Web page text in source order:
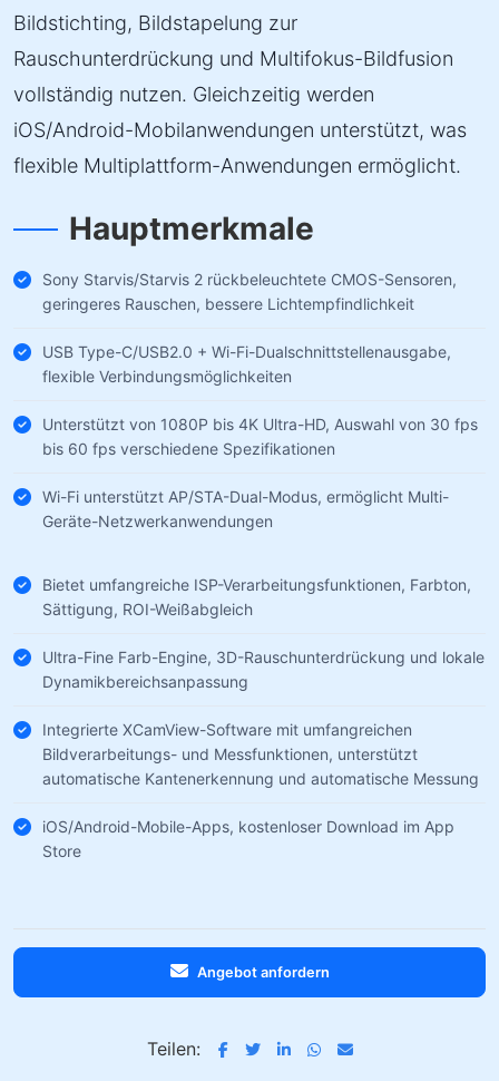
Bildstichting, Bildstapelung zur
Rauschunterdrückung und Multifokus-Bildfusion
vollständig nutzen. Gleichzeitig werden
iOS/Android-Mobilanwendungen unterstützt, was
flexible Multiplattform-Anwendungen ermöglicht.
Hauptmerkmale
Sony Starvis/Starvis 2 rückbeleuchtete CMOS-Sensoren,
geringeres Rauschen, bessere Lichtempfindlichkeit
USB Type-C/USB2.0 + Wi-Fi-Dualschnittstellenausgabe,
flexible Verbindungsmöglichkeiten
Unterstützt von 1080P bis 4K Ultra-HD, Auswahl von 30 fps
bis 60 fps verschiedene Spezifikationen
Wi-Fi unterstützt AP/STA-Dual-Modus, ermöglicht Multi-
Geräte-Netzwerkanwendungen
Bietet umfangreiche ISP-Verarbeitungsfunktionen, Farbton,
Sättigung, ROI-Weißabgleich
Ultra-Fine Farb-Engine, 3D-Rauschunterdrückung und lokale
Dynamikbereichsanpassung
Integrierte XCamView-Software mit umfangreichen
Bildverarbeitungs- und Messfunktionen, unterstützt
automatische Kantenerkennung und automatische Messung
iOS/Android-Mobile-Apps, kostenloser Download im App
Store
Angebot anfordern
Teilen: